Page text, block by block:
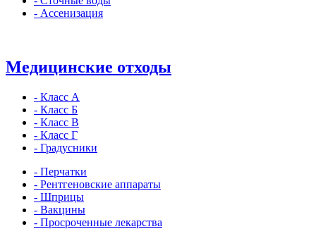
- Ассенизация
Медицинские отходы
- Класс А
- Класс Б
- Класс В
- Класс Г
- Градусники
- Перчатки
- Рентгеновские аппараты
- Шприцы
- Вакцины
- Просроченные лекарства